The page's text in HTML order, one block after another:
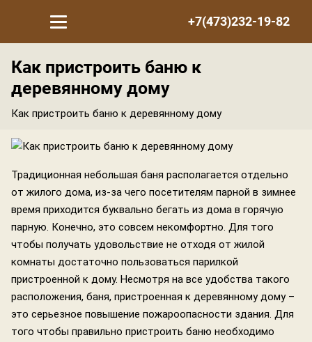
+7(473)232-19-82
Как пристроить баню к
деревянному дому
Как пристроить баню к деревянному дому
Традиционная небольшая баня располагается отдельно
от жилого дома, из-за чего посетителям парной в зимнее
время приходится буквально бегать из дома в горячую
парную. Конечно, это совсем некомфортно. Для того
чтобы получать удовольствие не отходя от жилой
комнаты достаточно пользоваться парилкой
пристроенной к дому. Несмотря на все удобства такого
расположения, баня, пристроенная к деревянному дому –
это серьезное повышение пожароопасности здания. Для
того чтобы правильно пристроить баню необходимо